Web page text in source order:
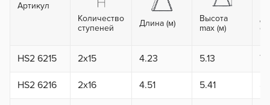
Артикул
Количество
ступеней
Длина (м)
Высота
max (м)
HS2 6215 2x15 4.23 5.13
HS2 6216 2x16 4.51 5.41